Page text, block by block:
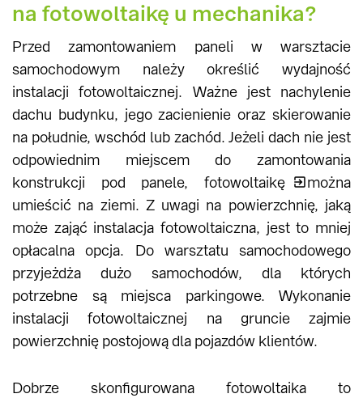
na fotowoltaikę u mechanika?
Przed zamontowaniem paneli w warsztacie
samochodowym należy określić wydajność
instalacji fotowoltaicznej. Ważne jest nachylenie
dachu budynku, jego zacienienie oraz skierowanie
na południe, wschód lub zachód. Jeżeli dach nie jest
odpowiednim miejscem do zamontowania
konstrukcji pod panele, fotowoltaikę
można
umieścić na ziemi. Z uwagi na powierzchnię, jaką
może zająć instalacja fotowoltaiczna, jest to mniej
opłacalna opcja. Do warsztatu samochodowego
przyjeżdża dużo samochodów, dla których
potrzebne są miejsca parkingowe. Wykonanie
instalacji fotowoltaicznej na gruncie zajmie
powierzchnię postojową dla pojazdów klientów.
Dobrze skonfigurowana fotowoltaika to